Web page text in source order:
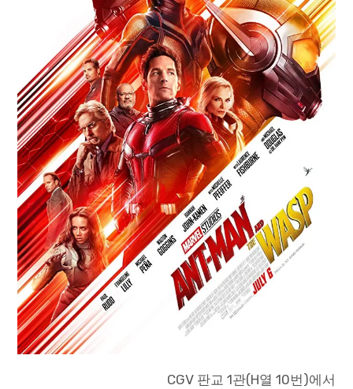
Blender Training
English
CGV 판교 1관(H열 10번)에서